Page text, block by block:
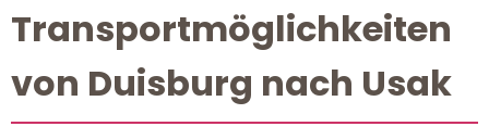
Transportmöglichkeiten
von Duisburg nach Usak